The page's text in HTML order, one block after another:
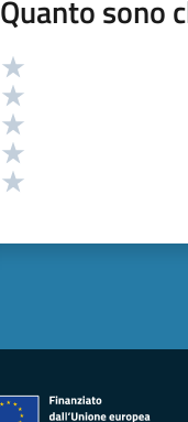
Quanto sono
Valutazione